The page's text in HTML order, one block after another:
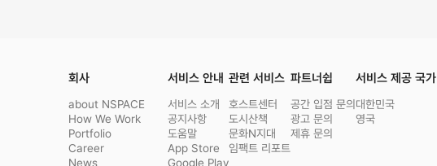
회사
about NSPACE
How We Work
Portfolio
Career
News
서비스 안내
서비스 소개
공지사항
도움말
App Store
Google Play
관련 서비스
호스트센터
도시산책
문화N지대
임팩트 리포트
파트너쉽
공간 입점 문의
광고 문의
제휴 문의
서비스 제공 국가
대한민국
영국